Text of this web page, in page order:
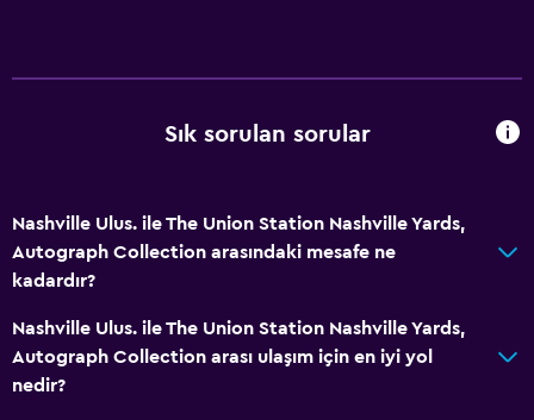
Vücut sabunu
Çöp kutusu
Hizmetler ve kolaylıklar
Sık sorulan sorular
Nashville Ulus. ile The Union Station Nashville Yards,
Autograph Collection arasındaki mesafe ne
kadardır?
Nashville Ulus. ile The Union Station Nashville Yards,
Autograph Collection arası ulaşım için en iyi yol
nedir?